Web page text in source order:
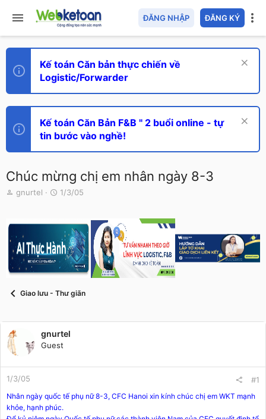
ĐĂNG NHẬP ĐĂNG KÝ
Kế toán Căn bản thực chiến về
Logistic/Forwarder
Kế toán Căn Bản F&B " 2 buổi online - tự
tin bước vào nghề!
Chúc mừng chị em nhân ngày 8-3
T
e
a
d
s
a
r
gnurtel
N
y
ử
i
1/3/05
Giao lưu - Thư giãn
gnurtel
Guest
1/3/05 #1
Nhân ngày quốc tế phụ nữ 8-3, CFC Hanoi xin kính chúc chị em WKT mạnh
khỏe, hạnh phúc.